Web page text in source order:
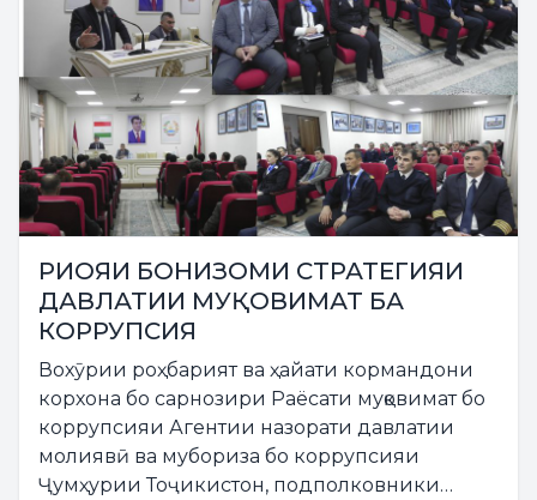
РИОЯИ БОНИЗОМИ СТРАТЕГИЯИ
ДАВЛАТИИ МУҚОВИМАТ БА
КОРРУПСИЯ
Вохӯрии роҳбарият ва ҳайати кормандони
корхона бо сарнозири Раёсати муқовимат бо
коррупсияи Агентии назорати давлатии
молиявӣ ва мубориза бо коррупсияи
Ҷумҳурии Тоҷикистон, подполковники